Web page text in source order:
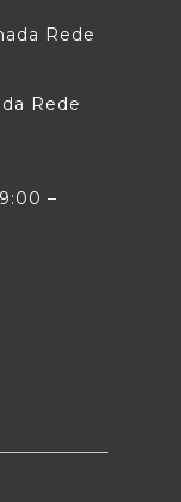
Rede
Rede
–